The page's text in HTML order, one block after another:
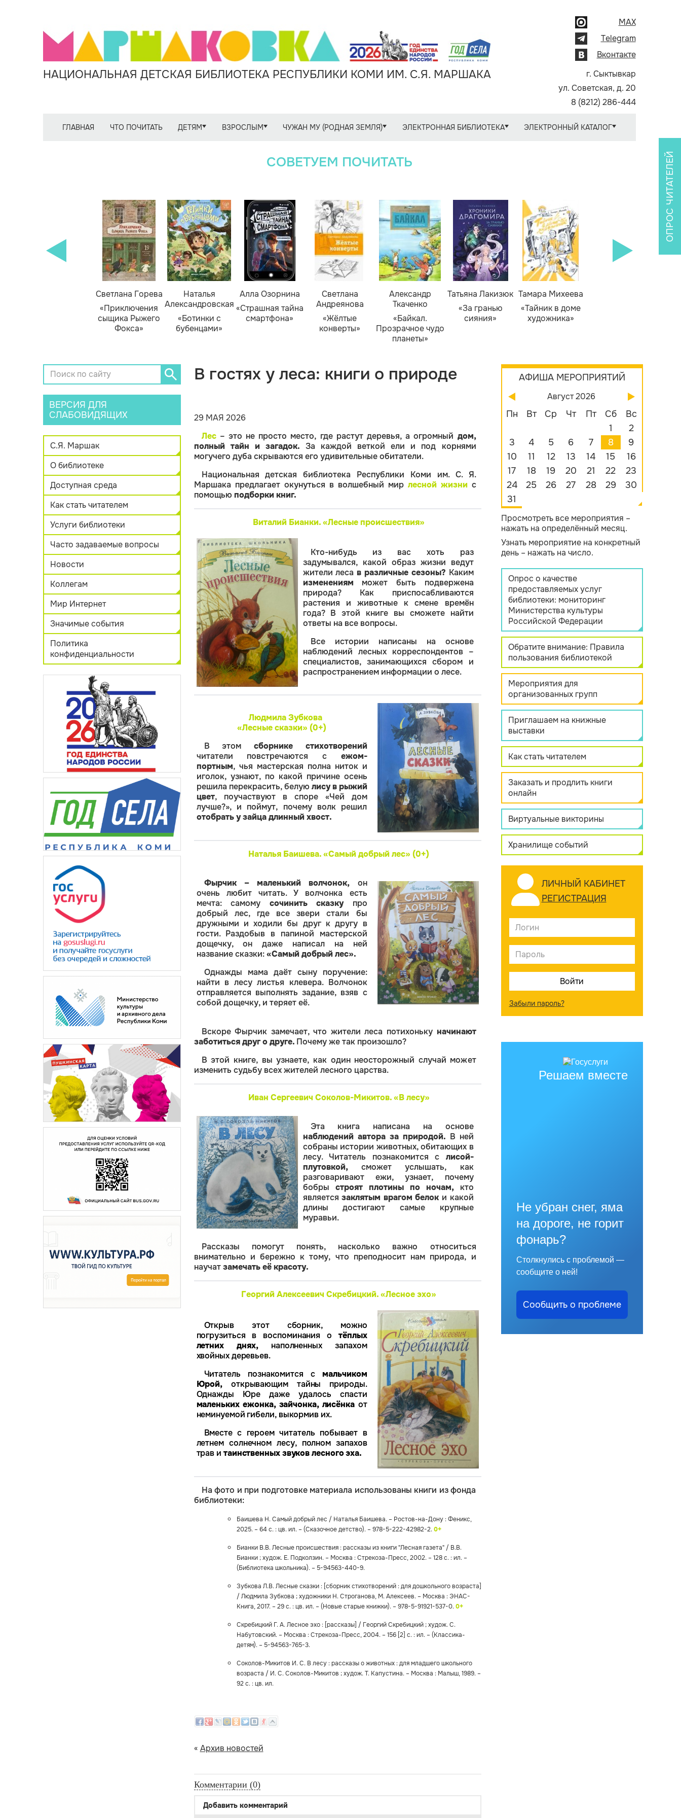
НАЦИОНАЛЬНАЯ ДЕТСКАЯ БИБЛИОТЕКА РЕСПУБЛИКИ КОМИ ИМ. С.Я. МАРШАКА
MAX
Telegram
Вконтакте
г. Сыктывкар
ул. Советская, д. 20
8 (8212) 286-444
ГЛАВНАЯ ЧТО ПОЧИТАТЬ ДЕТЯМ ВЗРОСЛЫМ ЧУЖАН МУ (РОДНАЯ ЗЕМЛЯ) ЭЛЕКТРОННАЯ БИБЛИОТЕКА ЭЛЕКТРОННЫЙ КАТАЛОГ
СОВЕТУЕМ ПОЧИТАТЬ
Светлана Горева
«Приключения
сыщика Рыжего
Фокса»
Наталья
Александровская
«Ботинки с
бубенцами»
Алла Озорнина
«Страшная тайна
смартфона»
Светлана
Андреянова
«Жёлтые
конверты»
Александр
Ткаченко
«Байкал.
Прозрачное чудо
планеты»
Татьяна Лакизюк
«За гранью
сияния»
Тамара Михеева
«Тайник в доме
художника»
ВЕРСИЯ ДЛЯ
СЛАБОВИДЯЩИХ
С.Я. Маршак
О библиотеке
Доступная среда
Как стать читателем
Услуги библиотеки
Часто задаваемые вопросы
Новости
Коллегам
Мир Интернет
Значимые события
Политика
конфиденциальности
В гостях у леса: книги о природе
29 МАЯ 2026
Лес– это не просто место, где растут деревья, а огромный дом,
полный тайн и загадок. За каждой веткой ели и под корнями
могучего дуба скрываются его удивительные обитатели.
Национальная детская библиотека Республики Коми им. С. Я.
Маршака предлагает окунуться в волшебный мирлесной жизнис
помощью подборки книг.
Виталий Бианки. «Лесные происшествия»
Кто-нибудь из вас хоть раз
задумывался, какой образ жизни ведут
жители лесав различные сезоны? Каким
изменениям может быть подвержена
природа? Как приспосабливаются
растения и животные к смене времён
года? В этой книге вы сможете найти
ответы на все вопросы.
Все истории написаны на основе
наблюдений лесных корреспондентов –
специалистов, занимающихся сбором и
распространением информации о лесе.
Людмила Зубкова
«Лесные сказки» (0+)
В этом сборнике стихотворений
читатели повстречаются сежом-
портным, чья мастерская полна ниток и
иголок, узнают, по какой причине осень
решила перекрасить, белую лису в рыжий
цвет, поучаствуют в споре «Чей дом
лучше?», и поймут, почему волк решил
отобрать у зайца длинный хвост.
Наталья Баишева. «Самый добрый лес» (0+)
Фырчик – маленький волчонок, он
очень любит читать. У волчонка есть
мечта: самому сочинить сказкупро
добрый лес, где все звери стали бы
дружными и ходили бы друг к другу в
гости. Раздобыв в папиной мастерской
дощечку, он даже написал на ней
название сказки:«Самый добрый лес».
Однажды мама даёт сыну поручение:
найти в лесу листья клевера. Волчонок
отправляется выполнять задание, взяв с
собой дощечку, и теряет её.
Вскоре Фырчик замечает, что жители леса потихоньку начинают
заботиться друг о друге. Почему же так произошло?
В этой книге, вы узнаете, как один неосторожный случай может
изменить судьбу всех жителей лесного царства.
Иван Сергеевич Соколов-Микитов. «В лесу»
Эта книга написана на основе
наблюдений автора за природой. В ней
собраны истории животных, обитающих в
лесу. Читатель познакомится с лисой-
плутовкой,сможет услышать, как
разговаривают ежи, узнает, почему
бобры строят плотины по ночам,кто
являетсязаклятым врагом белок и какой
длины достигают самые крупные
муравьи.
Рассказы помогут понять, насколько важно относиться
внимательно и бережно к тому, что преподносит нам природа, и
научатзамечать её красоту.
Георгий Алексеевич Скребицкий. «Лесное эхо»
Открыв этот сборник, можно
погрузиться в воспоминания о тёплых
летних днях, наполненных запахом
хвойных деревьев.
Читатель познакомится с мальчиком
Юрой, открывающим тайны природы.
маленьких ежонка, зайчонка, лисёнка от
неминуемой гибели, выкормив их.
Вместе с героем читатель побывает в
летнем солнечном лесу, полном запахов
трав и таинственных звуков лесного эха.
На фото и при подготовке материала использованы книги из фонда
библиотеки:
Баишева Н. Самый добрый лес / Наталья Баишева. – Ростов-на-Дону : Феникс,
2025. – 64 с. : цв. ил. – (Сказочное детство). – 978-5-222-42982-2.0+
Бианки В.В. Лесные происшествия : рассказы из книги "Лесная газета" / В.В.
Бианки ; худож. Е. Подколзин. – Москва : Стрекоза-Пресс, 2002. – 128 с. : ил. –
(Библиотека школьника). – 5-94563-440-9.
Зубкова Л.В. Лесные сказки : [сборник стихотворений : для дошкольного возраста]
/ Людмила Зубкова ; художники Н. Строганова, М. Алексеев. – Москва : ЭНАС-
Книга, 2017. – 29 с. : цв. ил. – (Новые старые книжки). – 978-5-91921-537-0.0+
Скребицкий Г. А. Лесное эхо : [рассказы] / Георгий Скребицкий ; худож. С.
Набутовский. – Москва : Стрекоза-Пресс, 2004. – 156 [2] с. : ил. – (Классика-
детям). – 5-94563-765-3.
Соколов-Микитов И. С. В лесу : рассказы о животных : для младшего школьного
возраста / И. С. Соколов-Микитов ; худож. Т. Капустина. – Москва : Малыш, 1989. –
92 с. : цв. ил.
« Архив новостей
Комментарии (0)
Добавить комментарий
АФИША МЕРОПРИЯТИЙ
Август 2026
Пн Вт Ср Чт Пт Сб
Вс
1
2
3
4 5 6 7 8
9
10
11 12 13 14 15
16
17
18 19 20 21 22
23
24
25 26 27 28 29
30
31
Просмотреть все мероприятия –
нажать на определённый месяц.
Узнать мероприятие на конкретный
день – нажать на число.
Опрос о качестве
предоставляемых услуг
библиотеки: мониторинг
Министерства культуры
Российской Федерации
Обратите внимание: Правила
пользования библиотекой
Мероприятия для
организованных групп
Приглашаем на книжные
выставки
Как стать читателем
Заказать и продлить книги
онлайн
Виртуальные викторины
Хранилище событий
ЛИЧНЫЙ КАБИНЕТ
РЕГИСТРАЦИЯ
Забыли пароль?
Решаем вместе
Не убран снег, яма
на дороге, не горит
фонарь?
Столкнулись с проблемой —
сообщите о ней!
Сообщить о проблеме
ОПРОС ЧИТАТЕЛЕЙ